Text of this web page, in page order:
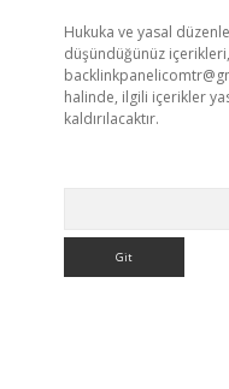
Hukuka ve yasal
düşündüğünüz içerikleri,
halinde, ilgili içerikler
kaldırılacaktır.